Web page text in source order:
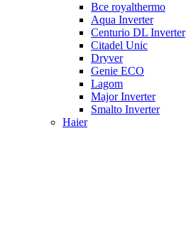
Все royalthermo
Aqua Inverter
Centurio DL Inverter
Citadel Unic
Dryver
Genie ECO
Lagom
Major Inverter
Smalto Inverter
Haier